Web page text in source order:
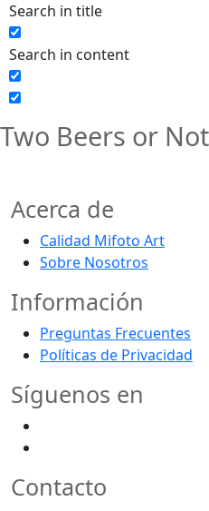
Search in title
Search in content
Two Beers or
Acerca de
Calidad Mifoto Art
Sobre Nosotros
Información
Preguntas Frecuentes
Políticas de Privacidad
Síguenos en
Contacto